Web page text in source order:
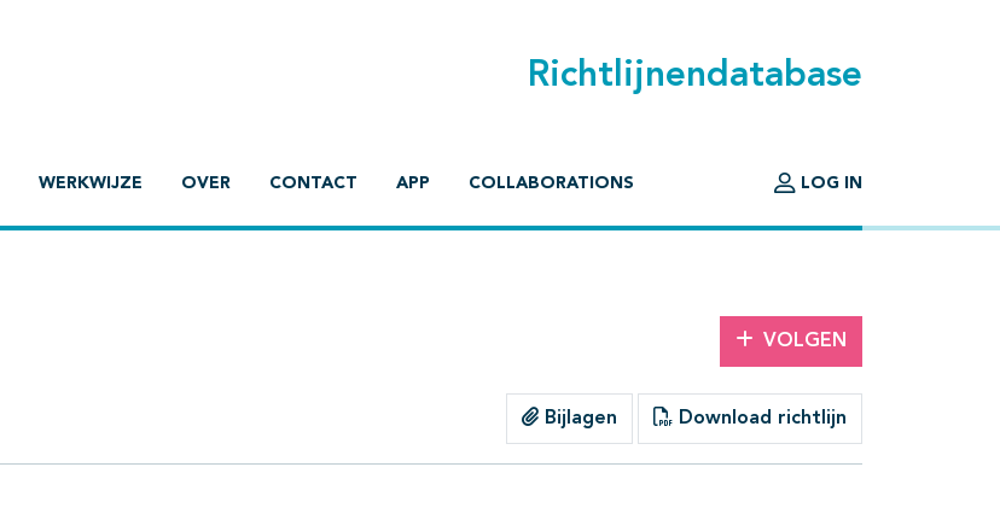
Richtlijnendatabase
WERKWIJZE OVER CONTACT APP COLLABORATIONS LOG IN
VOLGEN
Bijlagen Download richtlijn